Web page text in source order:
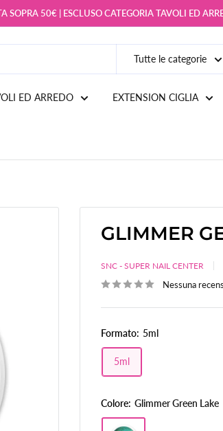
SOPRA 50€ | ESCLUSO CATEGORIA TAVOLI ED
Tutte le categorie
ED ARREDO EXTENSION CIGLIA
GLIMMER
SNC - SUPER NAIL CENTER
Nessuna
Formato: 5ml
5ml
Colore: Glimmer Green Lake